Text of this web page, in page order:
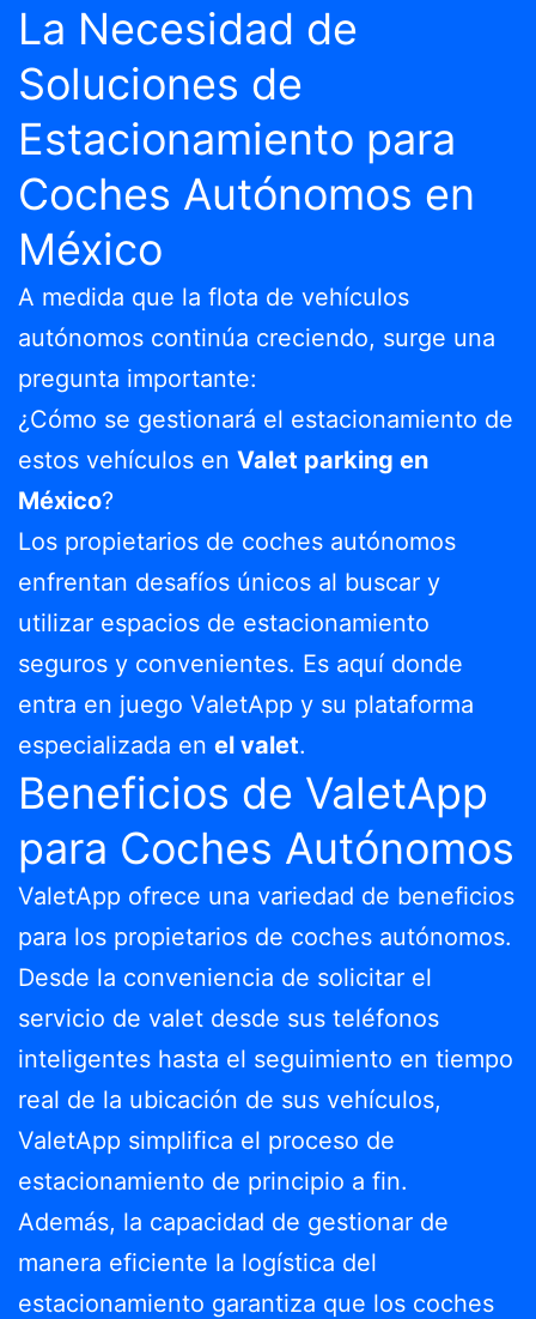
La Necesidad de
Soluciones de
Estacionamiento para
Coches Autónomos en
México
A medida que la flota de vehículos
autónomos continúa creciendo, surge una
pregunta importante:
¿Cómo se gestionará el estacionamiento de
estos vehículos en Valet parking en
México?
Los propietarios de coches autónomos
enfrentan desafíos únicos al buscar y
utilizar espacios de estacionamiento
seguros y convenientes. Es aquí donde
entra en juego ValetApp y su plataforma
especializada en el valet.
Beneficios de ValetApp
para Coches Autónomos
ValetApp ofrece una variedad de beneficios
para los propietarios de coches autónomos.
Desde la conveniencia de solicitar el
servicio de valet desde sus teléfonos
inteligentes hasta el seguimiento en tiempo
real de la ubicación de sus vehículos,
ValetApp simplifica el proceso de
estacionamiento de principio a fin.
Además, la capacidad de gestionar de
manera eficiente la logística del
estacionamiento garantiza que los coches